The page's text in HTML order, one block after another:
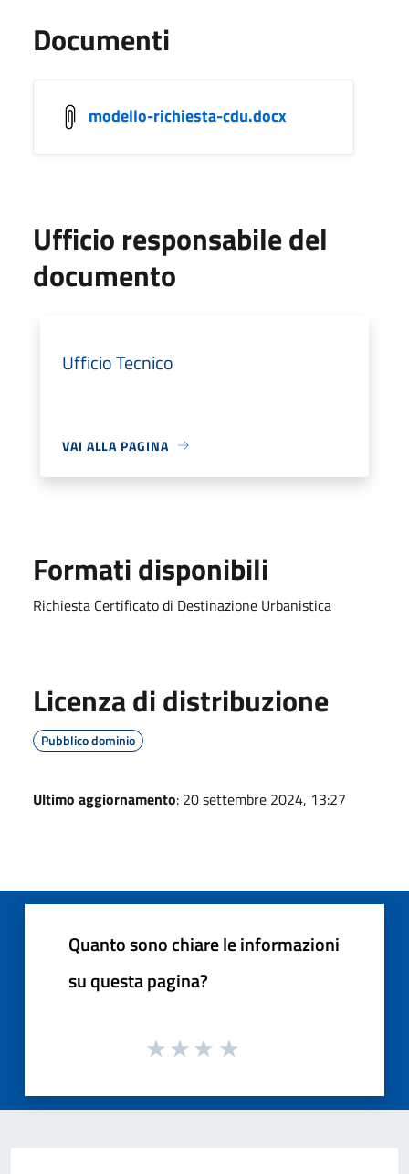
Documenti
modello-richiesta-cdu.docx
Ufficio responsabile del
documento
Ufficio Tecnico
VAI ALLA PAGINA
Formati disponibili
Richiesta Certificato di Destinazione Urbanistica
Licenza di distribuzione
Pubblico dominio
Ultimo aggiornamento: 20 settembre 2024, 13:27
Quanto sono chiare le informazioni
su questa pagina?